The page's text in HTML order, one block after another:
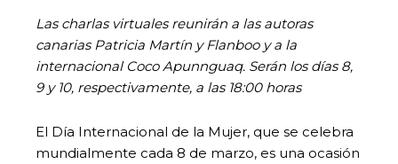
Las charlas virtuales reunirán a las autoras
canarias Patricia Martín y Flanboo y a la
internacional Coco Apunnguaq. Serán los días 8,
9 y 10, respectivamente, a las 18:00 horas
El Día Internacional de la Mujer, que se celebra
mundialmente cada 8 de marzo, es una ocasión